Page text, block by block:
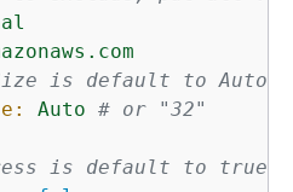
is default to Auto
Auto # or "32"
is default to